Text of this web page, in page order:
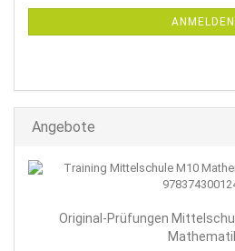
ANMELDEN
Angebote
Original-Prüfungen